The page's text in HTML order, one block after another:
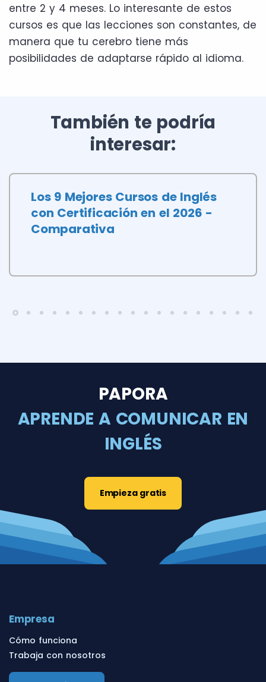
entre 2 y 4 meses. Lo interesante de estos
cursos es que las lecciones son constantes, de
manera que tu cerebro tiene más
posibilidades de adaptarse rápido al idioma.
También te podría
interesar:
Los 9 Mejores Cursos de Inglés
con Certificación en el 2026 -
Comparativa
PAPORA
APRENDE A COMUNICAR EN
INGLÉS
Empieza gratis
Empresa
Cómo funciona
Trabaja con nosotros